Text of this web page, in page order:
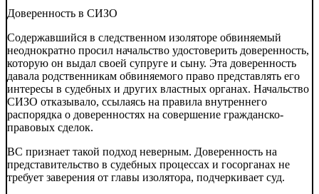
Доверенность в СИЗО
Содержавшийся в следственном изоляторе обвиняемый
неоднократно просил начальство удостоверить доверенность,
которую он выдал своей супруге и сыну. Эта доверенность
давала родственникам обвиняемого право представлять его
интересы в судебных и других властных органах. Начальство
СИЗО отказывало, ссылаясь на правила внутреннего
распорядка о доверенностях на совершение гражданско-
правовых сделок.
ВС признает такой подход неверным. Доверенность на
представительство в судебных процессах и госорганах не
требует заверения от главы изолятора, подчеркивает суд.